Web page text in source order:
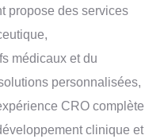
propose des services
médicaux et du
personnalisées,
CRO complète
clinique et